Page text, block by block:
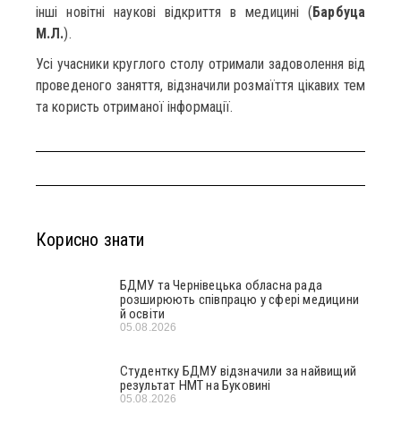
інші новітні наукові відкриття в медицині (Барбуца
М.Л.).
Усі учасники круглого столу отримали задоволення від
проведеного заняття, відзначили розмаїття цікавих тем
та користь отриманої інформації.
Корисно знати
БДМУ та Чернівецька обласна рада
розширюють співпрацю у сфері медицини
й освіти
05.08.2026
Студентку БДМУ відзначили за найвищий
результат НМТ на Буковині
05.08.2026